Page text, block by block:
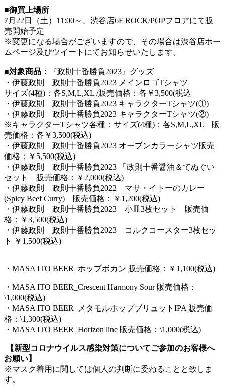
■御買上場所
7月22日（土）11:00～、渋谷店6F ROCK/POPフロアにて販
売開始予定
※変更になる場合がございますので、その場合は渋谷店ホー
ムページ及びツイートにてお知らせいたします。
■対象商品：
『政則十番勝負2023』グッズ
・伊藤政則 政則十番勝負2023 メインロゴTシャツ
サイズ(4種)：各S,M,L,XL /販売価格：各￥3,500(税込
・伊藤政則 政則十番勝負2023 キャラクターTシャツ(①)
・伊藤政則 政則十番勝負2023 キャラクターTシャツ(②)
※キャラクターTシャツ各種：サイズ(4種)：各S,M,L,XL 販
売価格：各￥3,500(税込)
・伊藤政則 政則十番勝負2023 オープンカラーシャツ販売
価格：￥5,500(税込)
・伊藤政則 政則十番勝負2023 「政則十番醤油＆てぬぐい
セット 販売価格：￥2,000(税込)
・伊藤政則 政則十番勝負2022 マサ・イトーのカレー
(Spicy Beef Curry) 販売価格：￥1,200(税込)
・伊藤政則 政則十番勝負2023 小皿3枚セット 販売価
格：￥3,500(税込)
・伊藤政則 政則十番勝負2023 コルクコースター3枚セッ
ト ￥1,500(税込)
・MASA ITO BEER_ホップボカン 販売価格：￥1,100(税込)
・MASA ITO BEER_Crescent Harmony Sour 販売価格：
\1,000(税込)
・MASA ITO BEER_メタモルホップブリュットIPA 販売価
格：\1,300(税込)
・MASA ITO BEER_Horizon line 販売価格：\1,000(税込)
【新型コロナウイルス感染対策についてご参加のお客様へ
お願い】
※マスク着用に関しては個人の判断に委ねることと致しま
す。